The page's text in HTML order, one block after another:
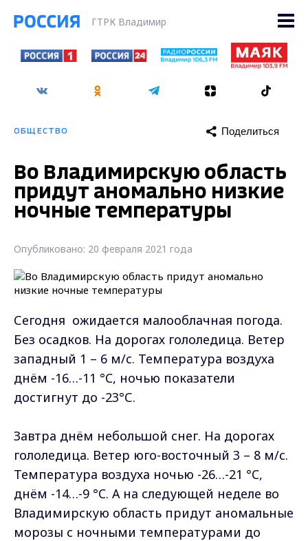
ГТРК Владимир
ОБЩЕСТВО Поделиться
Во Владимирскую область
придут аномально низкие
ночные температуры
Опубликовано: 20 февраля 2021 года
Сегодня ожидается малооблачная погода.
Без осадков. На дорогах гололедица. Ветер
западный 1 – 6 м/с. Температура воздуха
днём -16…-11 °C, ночью показатели
достигнут до -23°С.
Завтра днём небольшой снег. На дорогах
гололедица. Ветер юго-восточный 3 – 8 м/с.
Температура воздуха ночью -26…-21 °C,
днём -14…-9 °C. А на следующей неделе во
Владимирскую область придут аномальные
морозы с ночными температурами до